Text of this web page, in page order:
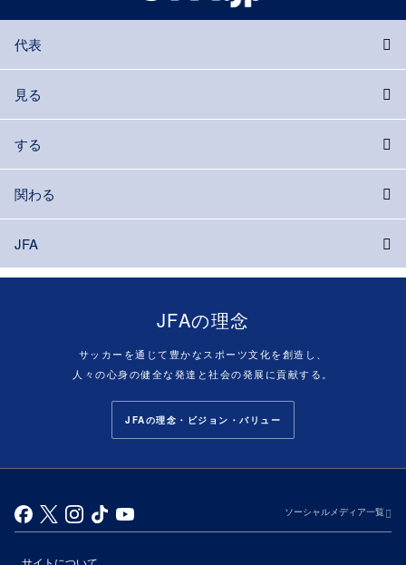
代表
見る
する
関わる
JFA
JFAの理念
サッカーを通じて豊かなスポーツ文化を創造し、
人々の心身の健全な発達と社会の発展に貢献する。
JFAの理念・ビジョン・バリュー
ソーシャルメディア一覧
サイトについて